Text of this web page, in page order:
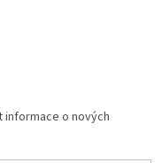
informace o nových